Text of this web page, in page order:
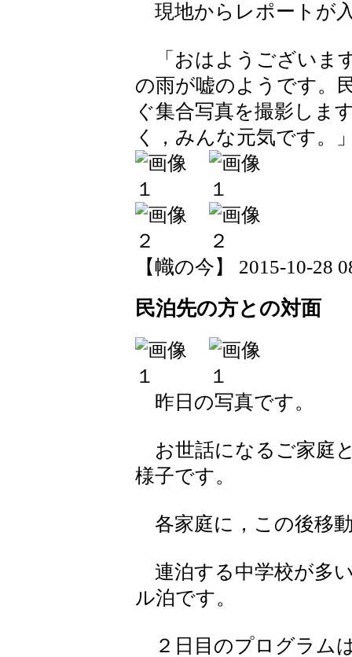
現地からレポートが
「おはようございま
の雨が嘘のようです。
ぐ集合写真を撮影しま
く，みんな元気です。
【幟の今】 2015-10-28
民泊先の方との対面
昨日の写真です。
お世話になるご家庭
様子です。
各家庭に，この後移
連泊する中学校が多
ル泊です。
２日目のプログラム